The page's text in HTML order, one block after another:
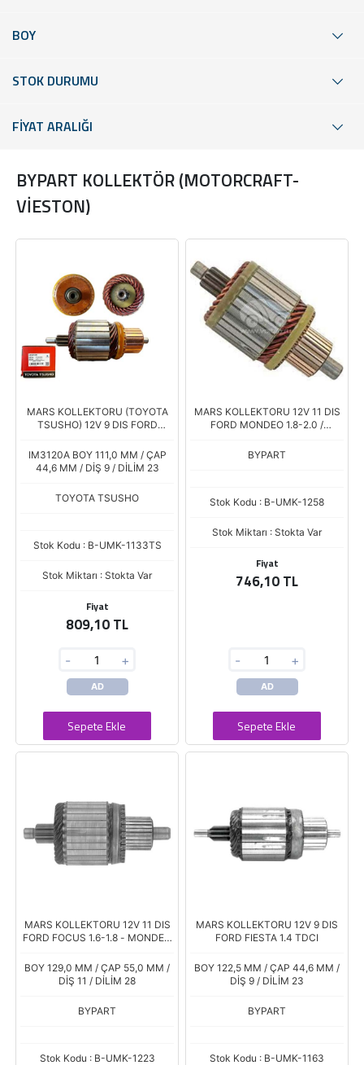
BOY
STOK DURUMU
FİYAT ARALIĞI
BYPART KOLLEKTÖR (MOTORCRAFT-
VİESTON)
MARS KOLLEKTORU (TOYOTA
TSUSHO) 12V 9 DIS FORD
IM3120A BOY 111,0 MM / ÇAP
44,6 MM / DİŞ 9 / DİLİM 23
TOYOTA TSUSHO
Stok Kodu : B-UMK-1133TS
Stok Miktarı : Stokta Var
Fiyat
809,10 TL
- +
AD
Sepete Ekle
MARS KOLLEKTORU 12V 11 DIS
FORD MONDEO 1.8-2.0 /
BYPART
Stok Kodu : B-UMK-1258
Stok Miktarı : Stokta Var
Fiyat
746,10 TL
- +
AD
Sepete Ekle
MARS KOLLEKTORU 12V 11 DIS
FORD FOCUS 1.6-1.8 - MONDEO
BOY 129,0 MM / ÇAP 55,0 MM /
DİŞ 11 / DİLİM 28
BYPART
Stok Kodu : B-UMK-1223
MARS KOLLEKTORU 12V 9 DIS
FORD FIESTA 1.4 TDCI
BOY 122,5 MM / ÇAP 44,6 MM /
DİŞ 9 / DİLİM 23
BYPART
Stok Kodu : B-UMK-1163